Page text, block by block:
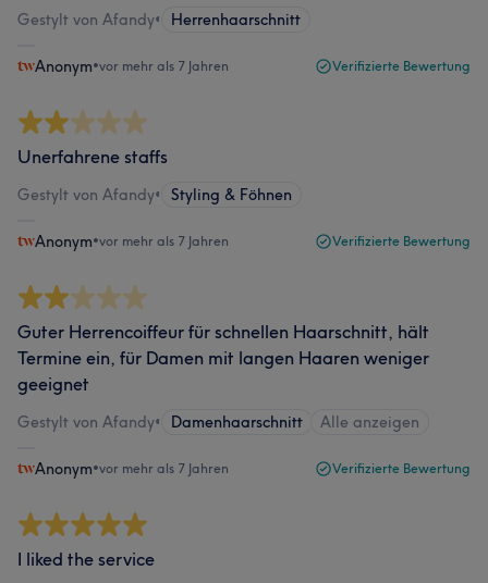
Gestylt von Afandy• Herrenhaarschnitt
Anonym•vor mehr als 7 Jahren Verifizierte Bewertung
Unerfahrene staffs
Gestylt von Afandy• Styling & Föhnen
Anonym•vor mehr als 7 Jahren Verifizierte Bewertung
Guter Herrencoiffeur für schnellen Haarschnitt, hält
Termine ein, für Damen mit langen Haaren weniger
geeignet
Gestylt von Afandy• Damenhaarschnitt Alle anzeigen
Anonym•vor mehr als 7 Jahren Verifizierte Bewertung
I liked the service